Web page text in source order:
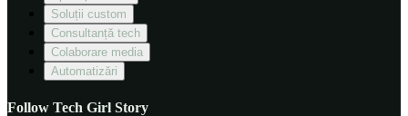
Soluții custom
Consultanță tech
Colaborare media
Automatizări
Follow Tech Girl Story